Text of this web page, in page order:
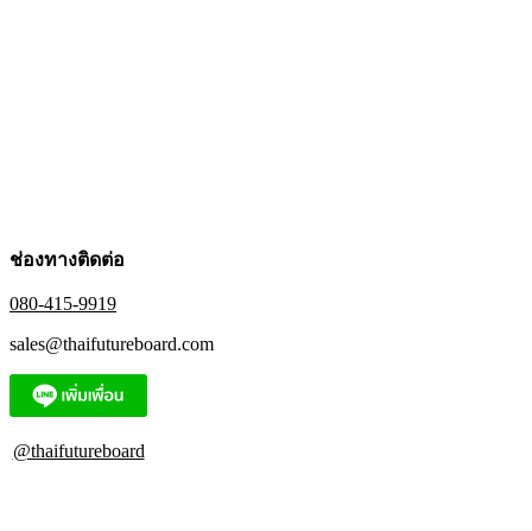
ช่องทางติดต่อ
080-415-9919
sales@thaifutureboard.com
@thaifutureboard